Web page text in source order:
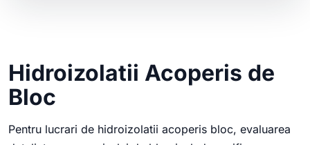
Hidroizolatii Acoperis de
Bloc
Pentru lucrari de hidroizolatii acoperis bloc, evaluarea